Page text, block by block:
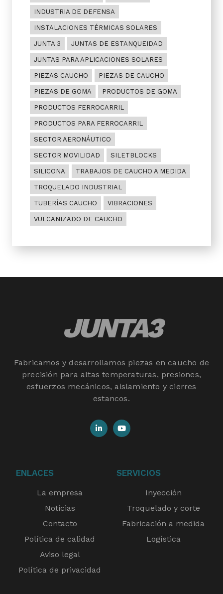
INDUSTRIA DE DEFENSA
INSTALACIONES TÉRMICAS SOLARES
JUNTA 3 JUNTAS DE ESTANQUEIDAD
JUNTAS PARA APLICACIONES SOLARES
PIEZAS CAUCHO PIEZAS DE CAUCHO
PIEZAS DE GOMA PRODUCTOS DE GOMA
PRODUCTOS FERROCARRIL
PRODUCTOS PARA FERROCARRIL
SECTOR AERONÁUTICO
SECTOR MOVILIDAD SILETBLOCKS
SILICONA TRABAJOS DE CAUCHO A MEDIDA
TROQUELADO INDUSTRIAL
TUBERÍAS CAUCHO VIBRACIONES
VULCANIZADO DE CAUCHO
JUNTA3
Fabricamos y desarrollamos piezas en caucho de
precisión para altas temperaturas, presiones,
esfuerzos mecánicos, aislamiento y cierres
estancos.
ENLACES
La empresa
Noticias
Contacto
Política de calidad
Aviso legal
Política de privacidad
SERVICIOS
Inyección
Troquelado y corte
Fabricación a medida
Logística